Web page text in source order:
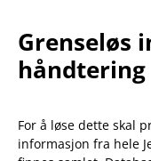
Grenseløs
håndtering
For å løse dette skal
informasjon fra hele